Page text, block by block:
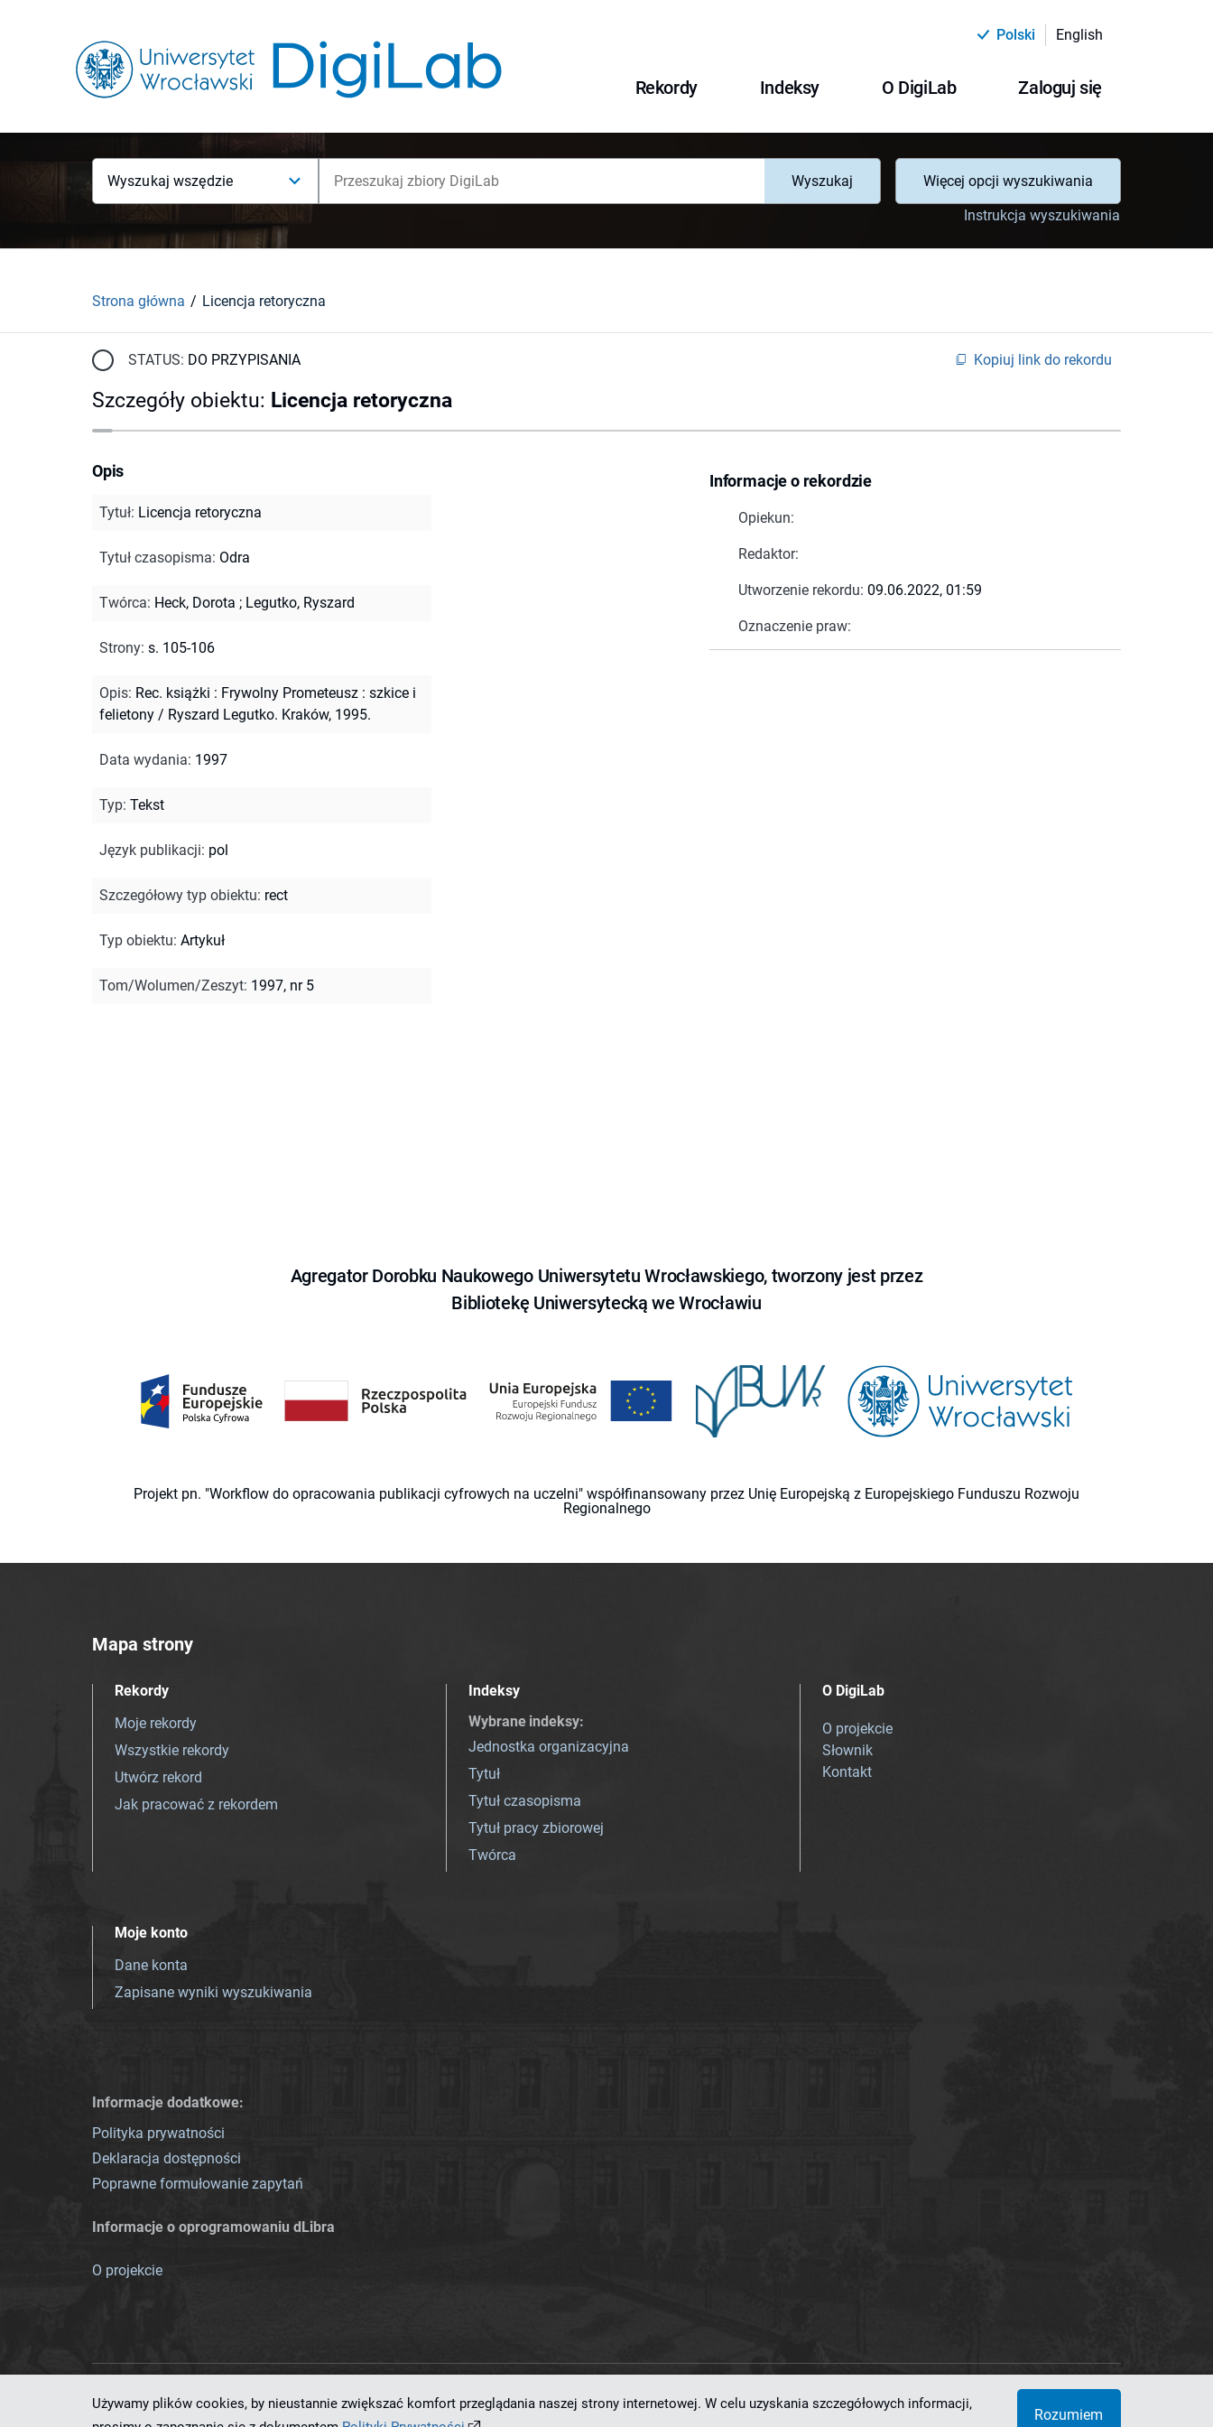
Polski English
Rekordy Indeksy O DigiLab Zaloguj się
Wyszukaj wszędzie Wyszukaj
Więcej opcji wyszukiwania
Instrukcja wyszukiwania
Strona główna Licencja retoryczna
STATUS: DO PRZYPISANIA Kopiuj link do rekordu
Szczegóły obiektu: Licencja retoryczna
Informacje o rekordzie
Opiekun:
Redaktor:
Utworzenie rekordu: 09.06.2022, 01:59
Oznaczenie praw:
Opis
Tytuł: Licencja retoryczna
Tytuł czasopisma: Odra
Twórca: Heck, Dorota ; Legutko, Ryszard
Strony: s. 105-106
Opis: Rec. książki : Frywolny Prometeusz : szkice i
felietony / Ryszard Legutko. Kraków, 1995.
Data wydania: 1997
Typ: Tekst
Język publikacji: pol
Szczegółowy typ obiektu: rect
Typ obiektu: Artykuł
Tom/Wolumen/Zeszyt: 1997, nr 5
Agregator Dorobku Naukowego Uniwersytetu Wrocławskiego, tworzony jest przez
Bibliotekę Uniwersytecką we Wrocławiu
Projekt pn. "Workflow do opracowania publikacji cyfrowych na uczelni" współfinansowany przez Unię Europejską z Europejskiego Funduszu Rozwoju
Regionalnego
Mapa strony
Rekordy
Moje rekordy
Wszystkie rekordy
Utwórz rekord
Jak pracować z rekordem
Indeksy
Wybrane indeksy:
Jednostka organizacyjna
Tytuł
Tytuł czasopisma
Tytuł pracy zbiorowej
Twórca
O DigiLab
O projekcie
Słownik
Kontakt
Moje konto
Dane konta
Zapisane wyniki wyszukiwania
Informacje dodatkowe:
Polityka prywatności
Deklaracja dostępności
Poprawne formułowanie zapytań
Informacje o oprogramowaniu dLibra
O projekcie
Ten serwis działa dzięki oprogramowaniudLibra 7.0.0-SNAPSHOT opracowanemu przezPoznańskie Centrum Superkomputerowo-Sieciowe
Używamy plików cookies, by nieustannie zwiększać komfort przeglądania naszej strony internetowej. W celu uzyskania szczegółowych informacji,
Rozumiem